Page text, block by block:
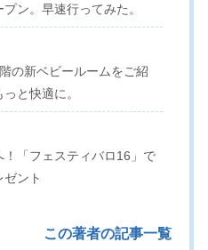
ン。早速行ってみた。
の新ベビールームをご紹
と快適に。
「フェスティバロ16」で
ント
この著者の記事一覧